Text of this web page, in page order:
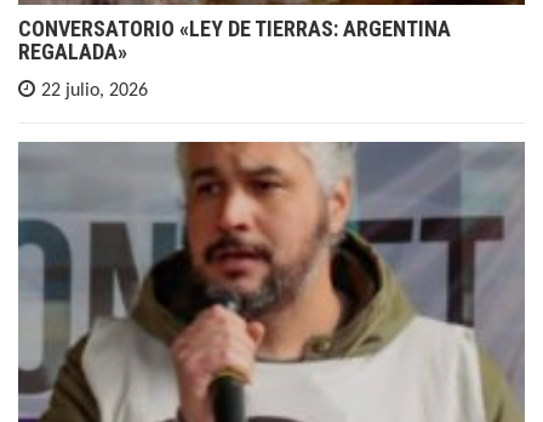
CONVERSATORIO «LEY DE TIERRAS: ARGENTINA
REGALADA»
22 julio, 2026